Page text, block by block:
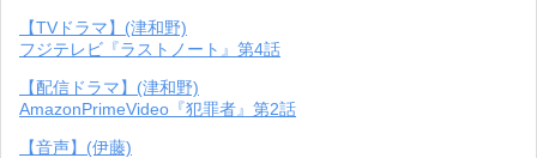
【TVドラマ】(津和野)
フジテレビ『ラストノート』第4話
【配信ドラマ】(津和野)
AmazonPrimeVideo『犯罪者』第2話
【音声】(伊藤)